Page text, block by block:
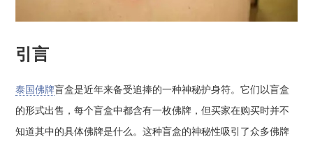
引言
泰国佛牌盲盒是近年来备受追捧的一种神秘护身符。它们以盲盒
的形式出售，每个盲盒中都含有一枚佛牌，但买家在购买时并不
知道其中的具体佛牌是什么。这种盲盒的神秘性吸引了众多佛牌